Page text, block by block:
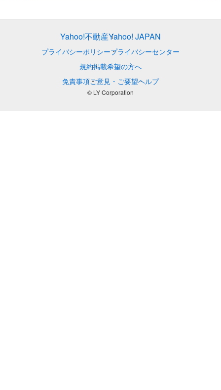
Yahoo!不動産Yahoo! JAPAN
プライバシーポリシープライバシーセンター
規約掲載希望の方へ
免責事項ご意見・ご要望ヘルプ
© LY Corporation